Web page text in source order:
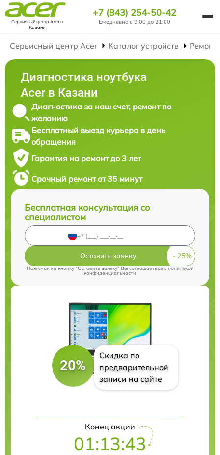
Сервисный центр Acerв
Казани
+7 (843) 254-50-42
Ежедневно с 9:00 до 21:00
Сервисный центр Acer Каталог устройств Ремонт
Диагностика ноутбука
Acer в Казани
Диагностика за наш счет, ремонт по
желанию
Бесплатный выезд курьера в день
обращения
Гарантия на ремонт до 3 лет
Срочный ремонт от 35 минут
Бесплатная консультация со
специалистом
Оставить заявку
Нажимая на кнопку "Оставить заявку" Вы соглашаетесь cполитикой
конфиденциальности
20%
Скидка по
предварительной
записи на сайте
Конец акции
01:13:42